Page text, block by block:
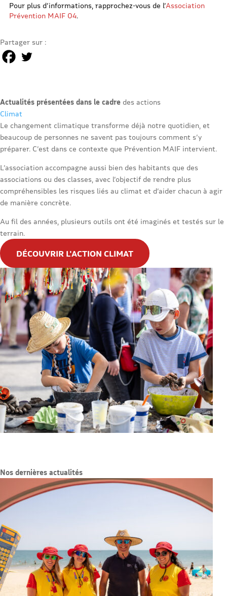
Pour plus d’informations, rapprochez-vous de l’Association
Prévention MAIF 04.
Partager sur :
Actualités présentées dans le cadre des actions
Climat
Le changement climatique transforme déjà notre quotidien, et
beaucoup de personnes ne savent pas toujours comment s’y
préparer. C’est dans ce contexte que Prévention MAIF intervient.
L’association accompagne aussi bien des habitants que des
associations ou des classes, avec l’objectif de rendre plus
compréhensibles les risques liés au climat et d’aider chacun à agir
de manière concrète.
Au fil des années, plusieurs outils ont été imaginés et testés sur le
terrain.
DÉCOUVRIR L'ACTION CLIMAT
Nos dernières actualités